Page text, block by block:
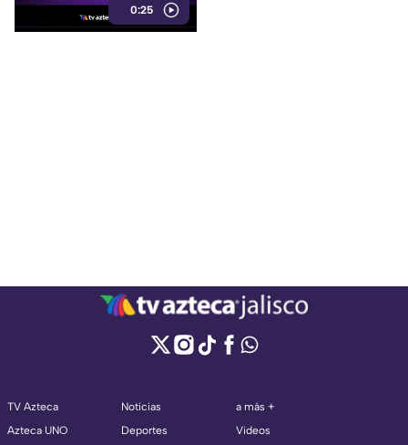
0:25
TV Azteca
Azteca UNO
Noticias
Deportes
a más +
Videos